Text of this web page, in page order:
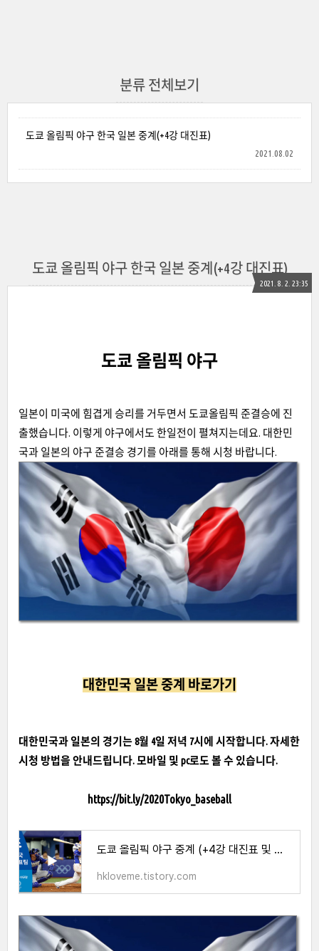
분류 전체보기
도쿄 올림픽 야구 한국 일본 중계(+4강 대진표)
2021.08.02
도쿄 올림픽 야구 한국 일본 중계(+4강 대진표)
2021. 8. 2. 23:35
도쿄 올림픽 야구
일본이 미국에 힘겹게 승리를 거두면서 도쿄올림픽 준결승에 진
출했습니다. 이렇게 야구에서도 한일전이 펼쳐지는데요. 대한민
국과 일본의 야구 준결승 경기를 아래를 통해 시청 바랍니다.
대한민국 일본 중계 바로가기
대한민국과 일본의 경기는 8월 4일 저녁 7시에 시작합니다. 자세한
시청 방법을 안내드립니다. 모바일 및 pc로도 볼 수 있습니다.
https://bit.ly/2020Tokyo_baseball
도쿄 올림픽 야구 중계 (+4강 대진표 및 경기 일정)
hkloveme.tistory.com